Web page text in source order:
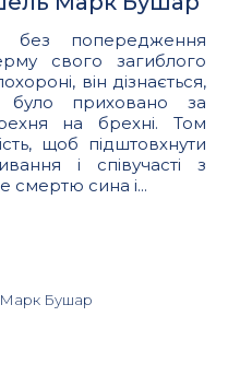
попередження
свого загиблого
він дізнається,
було приховано за
на брехні. Том
щоб підштовхнути
і співучасті з
смертю сина і...
Бушар